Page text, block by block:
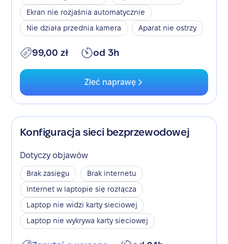
Ekran nie rozjaśnia automatycznie
Nie działa przednia kamera
Aparat nie ostrzy
99,00 zł od 3h
Zleć naprawę
Konfiguracja sieci bezprzewodowej
Dotyczy objawów
Brak zasięgu
Brak internetu
Internet w laptopie się rozłącza
Laptop nie widzi karty sieciowej
Laptop nie wykrywa karty sieciowej